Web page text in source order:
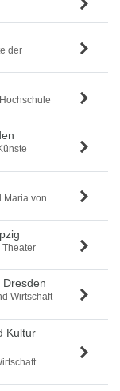
der
Maria von
Theater
Dresden
Wirtschaft
Kultur